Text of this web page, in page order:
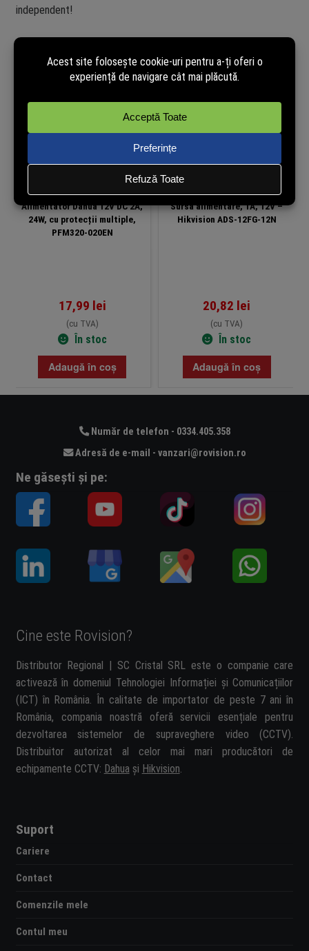
independent!
Produse similare
Alimentator Dahua 12V DC 2A,
24W, cu protecții multiple,
PFM320-020EN
17,99 lei
(cu TVA)
În stoc
Adaugă în coș
Sursa alimentare, 1A, 12V –
Hikvision ADS-12FG-12N
20,82 lei
(cu TVA)
În stoc
Adaugă în coș
Număr de telefon - 0334.405.358
Adresă de e-mail - vanzari@rovision.ro
Ne găsești și pe:
Cine este Rovision?
Distributor Regional | SC Cristal SRL este o companie care
activează în domeniul Tehnologiei Informației și Comunicațiilor
(ICT) în România. În calitate de importator de peste 7 ani în
România, compania noastră oferă servicii esențiale pentru
dezvoltarea sistemelor de supraveghere video (CCTV).
Distribuitor autorizat al celor mai mari producători de
echipamente CCTV: Dahua și Hikvision.
Suport
Cariere
Contact
Comenzile mele
Contul meu